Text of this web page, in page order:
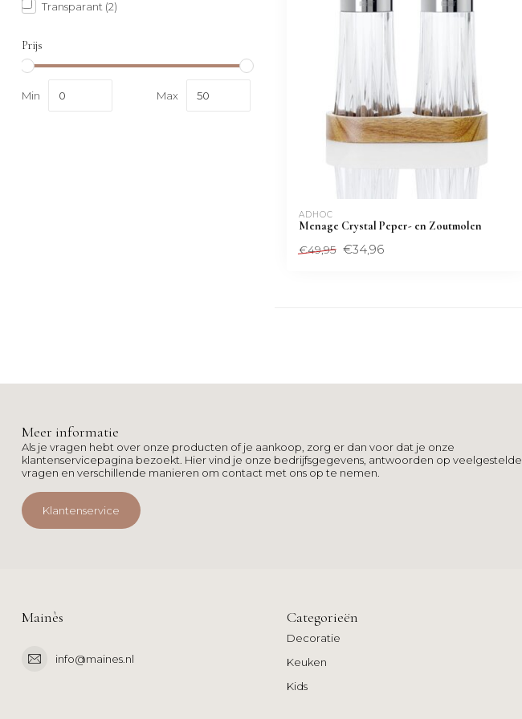
Transparant (2)
Prijs
Min Max
ADHOC
Menage Crystal Peper- en Zoutmolen
€49,95 €34,96
Meer informatie
Als je vragen hebt over onze producten of je aankoop, zorg er dan voor dat je onze
klantenservicepagina bezoekt. Hier vind je onze bedrijfsgegevens, antwoorden op veelgestelde
vragen en verschillende manieren om contact met ons op te nemen.
Klantenservice
Mainès
info@maines.nl
Categorieën
Decoratie
Keuken
Kids